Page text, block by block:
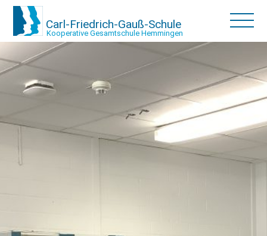
Carl-Friedrich-Gauß-Schule
Kooperative Gesamtschule Hemmingen